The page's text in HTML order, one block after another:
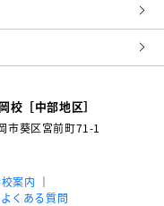
校［中部地区］
市葵区宮前町71-1
案内
よくある質問